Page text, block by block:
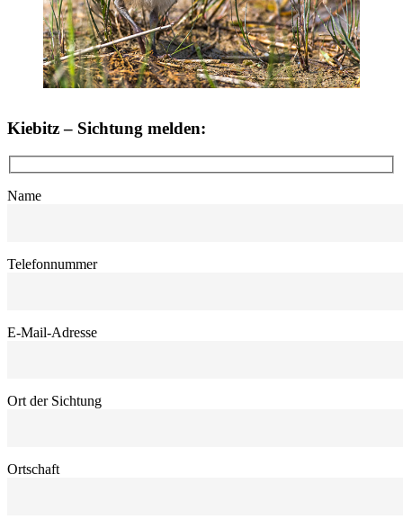
Kiebitz – Sichtung melden:
Name
Telefonnummer
E-Mail-Adresse
Ort der Sichtung
Ortschaft